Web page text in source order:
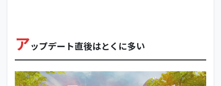
アップデート直後はとくに多い